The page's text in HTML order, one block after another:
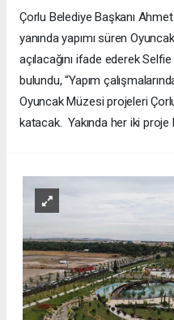
Çorlu Belediye Başkanı
yanında yapımı süren
açılacağını ifade ederek
bulundu, “Yapım
Oyuncak Müzesi projeleri
katacak. Yakında her iki proje